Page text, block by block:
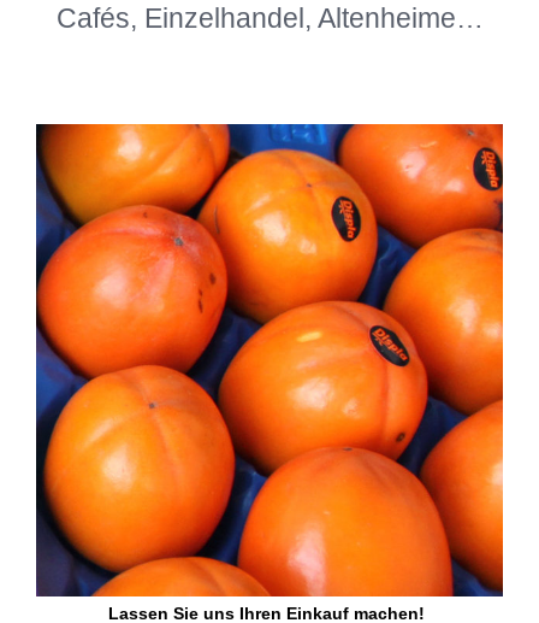
Cafés, Einzelhandel, Altenheime…
Lassen Sie uns Ihren Einkauf machen!